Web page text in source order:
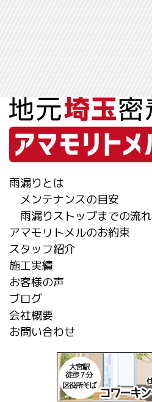
雨漏りとは
メンテナンスの目安
雨漏りストップまでの流れ
アマモリトメルのお約束
スタッフ紹介
施工実績
お客様の声
ブログ
会社概要
お問い合わせ